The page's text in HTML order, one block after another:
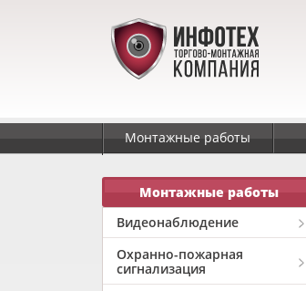
Монтажные работы
Монтажные работы
Видеонаблюдение
Охранно-пожарная
сигнализация